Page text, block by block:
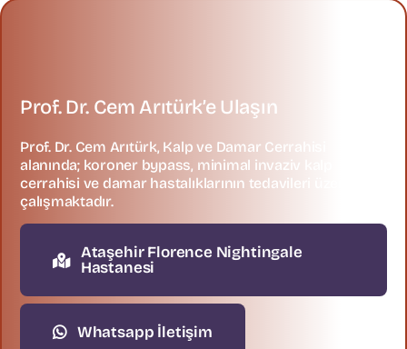
Prof. Dr. Cem Arıtürk’e Ulaşın
Prof. Dr. Cem Arıtürk, Kalp ve Damar Cerrahisi
alanında; koroner bypass, minimal invaziv kalp
cerrahisi ve damar hastalıklarının tedavileri üzerine
çalışmaktadır.
Ataşehir Florence Nightingale
Hastanesi
Whatsapp İletişim